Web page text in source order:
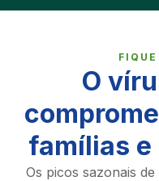
O
famílias e
Os picos sazonais